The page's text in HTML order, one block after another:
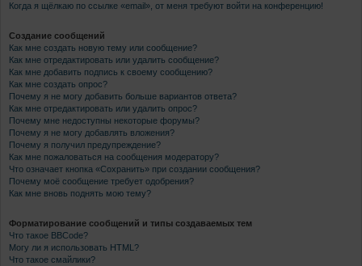
Когда я щёлкаю по ссылке «email», от меня требуют войти на конференцию!
Создание сообщений
Как мне создать новую тему или сообщение?
Как мне отредактировать или удалить сообщение?
Как мне добавить подпись к своему сообщению?
Как мне создать опрос?
Почему я не могу добавить больше вариантов ответа?
Как мне отредактировать или удалить опрос?
Почему мне недоступны некоторые форумы?
Почему я не могу добавлять вложения?
Почему я получил предупреждение?
Как мне пожаловаться на сообщения модератору?
Что означает кнопка «Сохранить» при создании сообщения?
Почему моё сообщение требует одобрения?
Как мне вновь поднять мою тему?
Форматирование сообщений и типы создаваемых тем
Что такое BBCode?
Могу ли я использовать HTML?
Что такое смайлики?